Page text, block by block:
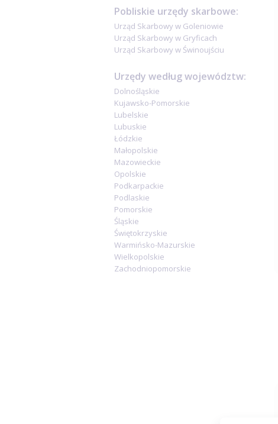
Pobliskie urzędy skarbowe:
Urząd Skarbowy w Goleniowie
Urząd Skarbowy w Gryficach
Urząd Skarbowy w Świnoujściu
Urzędy według województw:
Dolnośląskie
Kujawsko-Pomorskie
Lubelskie
Lubuskie
Łódzkie
Małopolskie
Mazowieckie
Opolskie
Podkarpackie
Podlaskie
Pomorskie
Śląskie
Świętokrzyskie
Warmińsko-Mazurskie
Wielkopolskie
Zachodniopomorskie